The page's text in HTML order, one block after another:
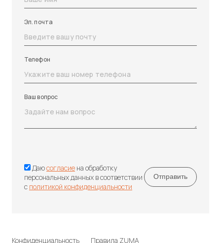
Эл. почта
Телефон
Ваш вопрос
Даюсогласие на обработку
персональных данных в соответствии
с политикой конфиденциальности
Конфиденциальность Правила ZUMA